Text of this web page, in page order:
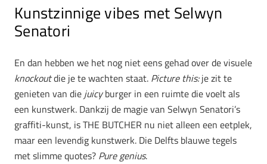
Kunstzinnige vibes met Selwyn
Senatori
En dan hebben we het nog niet eens gehad over de visuele
knockoutdie je te wachten staat. Picture this:je zit te
genieten van die juicyburger in een ruimte die voelt als
een kunstwerk. Dankzij de magie van Selwyn Senatori’s
graffiti-kunst, is THE BUTCHER nu niet alleen een eetplek,
maar een levendig kunstwerk. Die Delfts blauwe tegels
met slimme quotes? Pure genius.